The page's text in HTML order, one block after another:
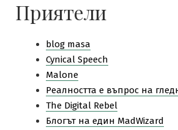
Приятели
blog masa
Cynical Speech
Malone
Pеалността е въпрос на
The Digital Rebel
Блогът на един MadWizard